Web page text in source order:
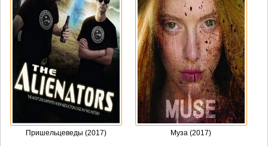
Пришельцеведы (2017) Муза (2017)